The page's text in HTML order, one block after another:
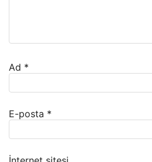
Ad *
E-posta *